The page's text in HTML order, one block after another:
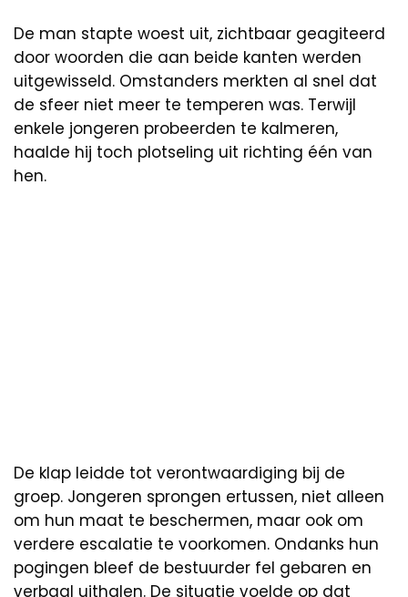
De man stapte woest uit, zichtbaar geagiteerd
door woorden die aan beide kanten werden
uitgewisseld. Omstanders merkten al snel dat
de sfeer niet meer te temperen was. Terwijl
enkele jongeren probeerden te kalmeren,
haalde hij toch plotseling uit richting één van
hen.
De klap leidde tot verontwaardiging bij de
groep. Jongeren sprongen ertussen, niet alleen
om hun maat te beschermen, maar ook om
verdere escalatie te voorkomen. Ondanks hun
pogingen bleef de bestuurder fel gebaren en
verbaal uithalen. De situatie voelde op dat